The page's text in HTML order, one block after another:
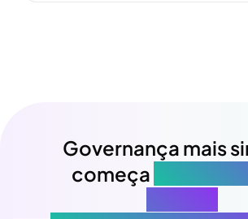
Governança mais
começa